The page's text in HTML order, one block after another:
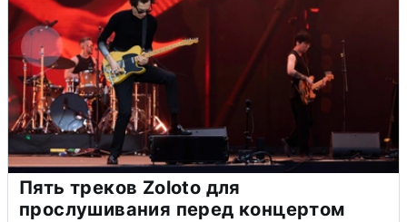
Пять треков Zoloto для
прослушивания перед концертом